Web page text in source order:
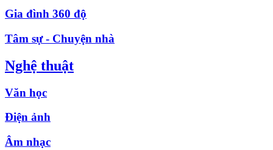
Gia đình 360 độ
Tâm sự - Chuyện nhà
Nghệ thuật
Văn học
Điện ảnh
Âm nhạc